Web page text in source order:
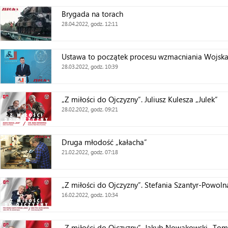
Brygada na torach
28.04.2022, godz. 12:11
Ustawa to początek procesu wzmacniania
28.03.2022, godz. 10:39
„Z miłości do Ojczyzny”. Juliusz Kulesza „Julek”
28.02.2022, godz. 09:21
Druga młodość „kałacha”
21.02.2022, godz. 07:18
„Z miłości do Ojczyzny”. Stefania Szantyr-
16.02.2022, godz. 10:34